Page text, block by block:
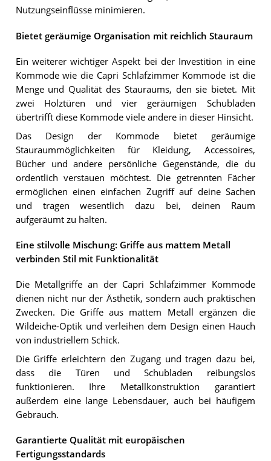
Nutzungseinflüsse minimieren.
Bietet geräumige Organisation mit reichlich Stauraum
Ein weiterer wichtiger Aspekt bei der Investition in eine
Kommode wie die Capri Schlafzimmer Kommode ist die
Menge und Qualität des Stauraums, den sie bietet. Mit
zwei Holztüren und vier geräumigen Schubladen
übertrifft diese Kommode viele andere in dieser Hinsicht.
Das Design der Kommode bietet geräumige
Stauraummöglichkeiten für Kleidung, Accessoires,
Bücher und andere persönliche Gegenstände, die du
ordentlich verstauen möchtest. Die getrennten Fächer
ermöglichen einen einfachen Zugriff auf deine Sachen
und tragen wesentlich dazu bei, deinen Raum
aufgeräumt zu halten.
Eine stilvolle Mischung: Griffe aus mattem Metall
verbinden Stil mit Funktionalität
Die Metallgriffe an der Capri Schlafzimmer Kommode
dienen nicht nur der Ästhetik, sondern auch praktischen
Zwecken. Die Griffe aus mattem Metall ergänzen die
Wildeiche-Optik und verleihen dem Design einen Hauch
von industriellem Schick.
Die Griffe erleichtern den Zugang und tragen dazu bei,
dass die Türen und Schubladen reibungslos
funktionieren. Ihre Metallkonstruktion garantiert
außerdem eine lange Lebensdauer, auch bei häufigem
Gebrauch.
Garantierte Qualität mit europäischen
Fertigungsstandards